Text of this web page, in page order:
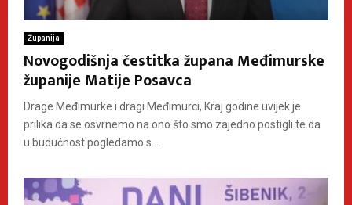
Županija
Novogodišnja čestitka župana Međimurske
županije Matije Posavca
Drage Međimurke i dragi Međimurci, Kraj godine uvijek je
prilika da se osvrnemo na ono što smo zajedno postigli te da
u budućnost pogledamo s...